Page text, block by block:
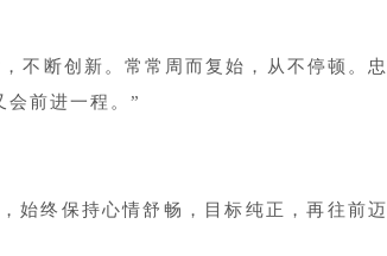
不断创新。常常周而复始，从不停顿。忠
会前进一程。”
始终保持心情舒畅，目标纯正，再往前迈